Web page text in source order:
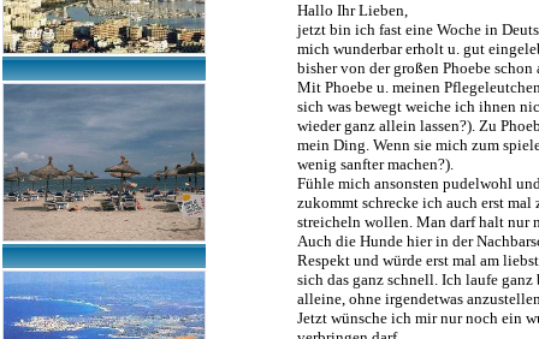
Hallo Ihr Lieben,
jetzt bin ich fast eine Woche in
mich wunderbar erholt u. gut
bisher von der großen Phoebe
Mit Phoebe u. meinen
sich was bewegt weiche ich ihnen
wieder ganz allein lassen?). Zu
mein Ding. Wenn sie mich zum
wenig sanfter machen?).
Fühle mich ansonsten pudelwohl
zukommt schrecke ich auch erst
streicheln wollen. Man darf halt nur
Auch die Hunde hier in der
Respekt und würde erst mal am
sich das ganz schnell. Ich laufe
alleine, ohne irgendetwas
Jetzt wünsche ich mir nur noch ein